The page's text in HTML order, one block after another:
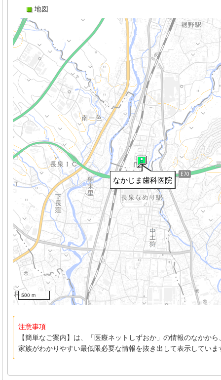
地図
なかじま歯科医院
500 m
注意事項
【簡単なご案内】は、「医療ネットしずおか」の情報のなかか
家族がわかりやすい最低限必要な情報を抜き出して表示していま